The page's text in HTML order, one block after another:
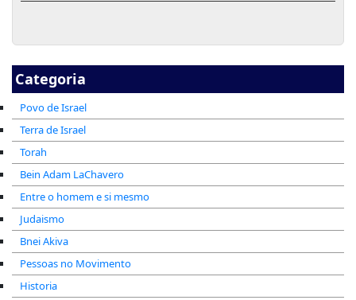
Categoria
Povo de Israel
Terra de Israel
Torah
Bein Adam LaChavero
Entre o homem e si mesmo
Judaismo
Bnei Akiva
Pessoas no Movimento
Historia